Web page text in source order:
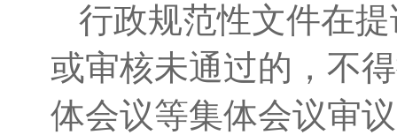
行政规范性文件在
或审核未通过的， 不
体会议等集体会议审